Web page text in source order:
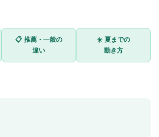
📋 推薦・一般の
違い
☀️ 夏までの
動き方